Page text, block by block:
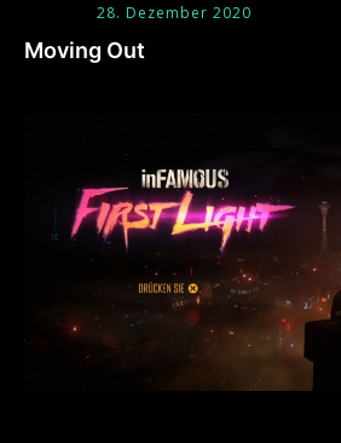
28. Dezember 2020
Moving Out